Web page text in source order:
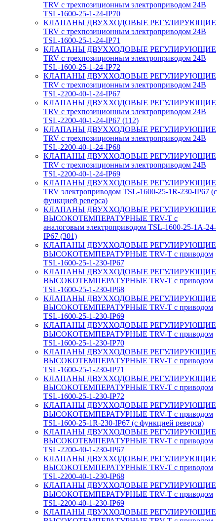
TRV с трехпозиционным электроприводом 24В
TSL-1600-25-1-24-IP70
КЛАПАНЫ ДВУХХОДОВЫЕ РЕГУЛИРУЮЩИЕ
TRV с трехпозиционным электроприводом 24В
TSL-1600-25-1-24-IP71
КЛАПАНЫ ДВУХХОДОВЫЕ РЕГУЛИРУЮЩИЕ
TRV с трехпозиционным электроприводом 24В
TSL-1600-25-1-24-IP72
КЛАПАНЫ ДВУХХОДОВЫЕ РЕГУЛИРУЮЩИЕ
TRV с трехпозиционным электроприводом 24В
TSL-2200-40-1-24-IP67
КЛАПАНЫ ДВУХХОДОВЫЕ РЕГУЛИРУЮЩИЕ
TRV с трехпозиционным электроприводом 24В
TSL-2200-40-1-24-IP67 (112)
КЛАПАНЫ ДВУХХОДОВЫЕ РЕГУЛИРУЮЩИЕ
TRV с трехпозиционным электроприводом 24В
TSL-2200-40-1-24-IP68
КЛАПАНЫ ДВУХХОДОВЫЕ РЕГУЛИРУЮЩИЕ
TRV с трехпозиционным электроприводом 24В
TSL-2200-40-1-24-IP69
КЛАПАНЫ ДВУХХОДОВЫЕ РЕГУЛИРУЮЩИЕ
TRV электроприводом TSL-1600-25-1R-230-IP67 (с
функцией реверса)
КЛАПАНЫ ДВУХХОДОВЫЕ РЕГУЛИРУЮЩИЕ
ВЫСОКОТЕМПЕРАТУРНЫЕ TRV-T с
аналоговым электроприводом TSL-1600-25-1А-24-
IP67 (301)
КЛАПАНЫ ДВУХХОДОВЫЕ РЕГУЛИРУЮЩИЕ
ВЫСОКОТЕМПЕРАТУРНЫЕ TRV-T с приводом
TSL-1600-25-1-230-IP67
КЛАПАНЫ ДВУХХОДОВЫЕ РЕГУЛИРУЮЩИЕ
ВЫСОКОТЕМПЕРАТУРНЫЕ TRV-T с приводом
TSL-1600-25-1-230-IP68
КЛАПАНЫ ДВУХХОДОВЫЕ РЕГУЛИРУЮЩИЕ
ВЫСОКОТЕМПЕРАТУРНЫЕ TRV-T с приводом
TSL-1600-25-1-230-IP69
КЛАПАНЫ ДВУХХОДОВЫЕ РЕГУЛИРУЮЩИЕ
ВЫСОКОТЕМПЕРАТУРНЫЕ TRV-T с приводом
TSL-1600-25-1-230-IP70
КЛАПАНЫ ДВУХХОДОВЫЕ РЕГУЛИРУЮЩИЕ
ВЫСОКОТЕМПЕРАТУРНЫЕ TRV-T с приводом
TSL-1600-25-1-230-IP71
КЛАПАНЫ ДВУХХОДОВЫЕ РЕГУЛИРУЮЩИЕ
ВЫСОКОТЕМПЕРАТУРНЫЕ TRV-T с приводом
TSL-1600-25-1-230-IP72
КЛАПАНЫ ДВУХХОДОВЫЕ РЕГУЛИРУЮЩИЕ
ВЫСОКОТЕМПЕРАТУРНЫЕ TRV-T с приводом
TSL-1600-25-1R-230-IP67 (с функцией реверса)
КЛАПАНЫ ДВУХХОДОВЫЕ РЕГУЛИРУЮЩИЕ
ВЫСОКОТЕМПЕРАТУРНЫЕ TRV-T с приводом
TSL-2200-40-1-230-IP67
КЛАПАНЫ ДВУХХОДОВЫЕ РЕГУЛИРУЮЩИЕ
ВЫСОКОТЕМПЕРАТУРНЫЕ TRV-T с приводом
TSL-2200-40-1-230-IP68
КЛАПАНЫ ДВУХХОДОВЫЕ РЕГУЛИРУЮЩИЕ
ВЫСОКОТЕМПЕРАТУРНЫЕ TRV-T с приводом
TSL-2200-40-1-230-IP69
КЛАПАНЫ ДВУХХОДОВЫЕ РЕГУЛИРУЮЩИЕ